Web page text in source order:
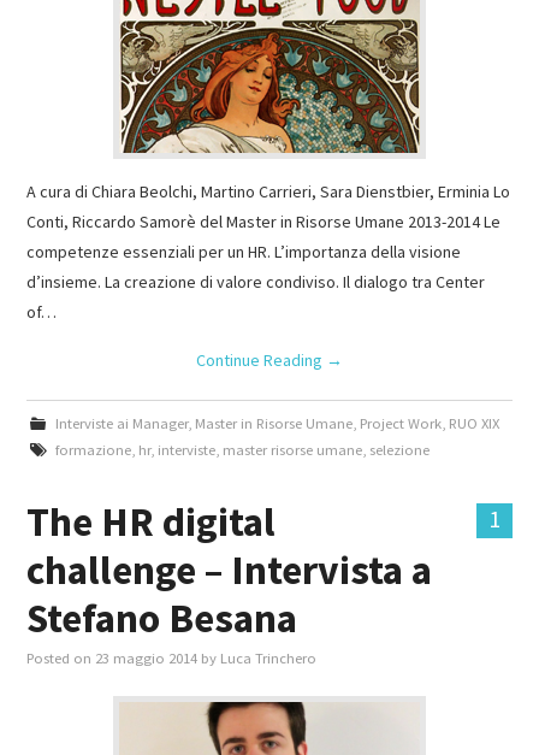
A cura di Chiara Beolchi, Martino Carrieri, Sara Dienstbier, Erminia Lo
Conti, Riccardo Samorè del Master in Risorse Umane 2013-2014 Le
competenze essenziali per un HR. L’importanza della visione
d’insieme. La creazione di valore condiviso. Il dialogo tra Center
of…
Continue Reading →
Interviste ai Manager, Master in Risorse Umane, Project Work, RUO XIX
formazione, hr, interviste, master risorse umane, selezione
1
The HR digital
challenge – Intervista a
Stefano Besana
Posted on 23 maggio 2014 by Luca Trinchero